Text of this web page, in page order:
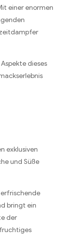
einer enormen
dieses
exklusiven
und Süße
erfrischende
bringt ein
der